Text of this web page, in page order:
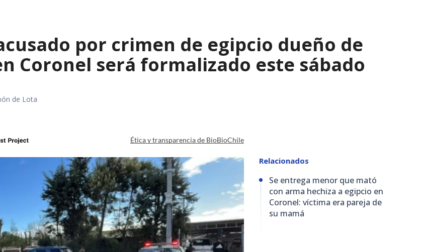
por crimen de egipcio dueño de
Coronel será formalizado este sábado
de Lota
Ética y transparencia de BioBioChile
Relacionados
Se entrega menor que mató
con arma hechiza a egipcio en
Coronel: víctima era pareja de
su mamá